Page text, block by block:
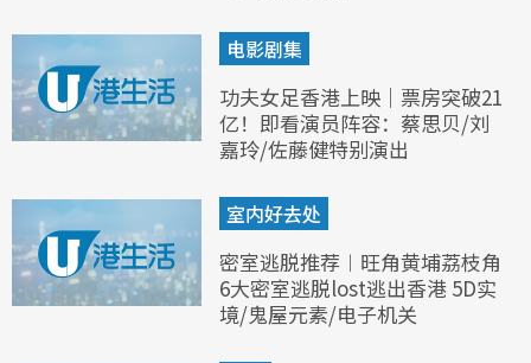
电影剧集
功夫女足香港上映｜票房突破21
亿！即看演员阵容：蔡思贝/刘
嘉玲/佐藤健特别演出
室内好去处
密室逃脱推荐︱旺角黄埔荔枝角
6大密室逃脱lost逃出香港 5D实
境/鬼屋元素/电子机关